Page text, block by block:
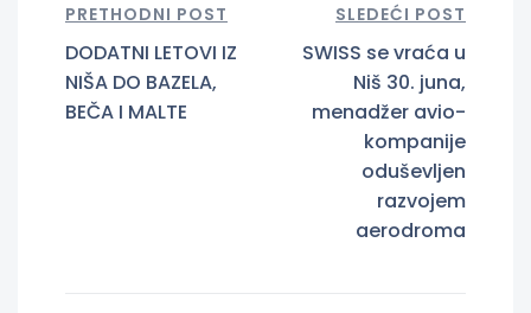
PRETHODNI POST
DODATNI LETOVI IZ
NIŠA DO BAZELA,
BEČA I MALTE
SLEDEĆI POST
SWISS se vraća u
Niš 30. juna,
menadžer avio-
kompanije
oduševljen
razvojem
aerodroma